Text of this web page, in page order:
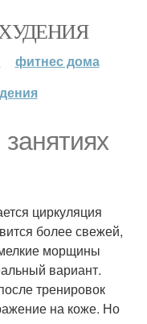
фитнес дома
циркуляция
более свежей,
морщины
вариант.
тренировок
на коже. Но